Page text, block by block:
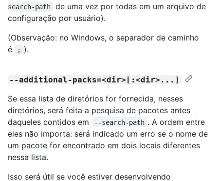
search-path
de uma vez por todas em um arquivo de
configuração por usuário).
(Observação: no Windows, o separador de caminho
é
; ).
--additional-packs=<dir>[:<dir>...]
Se essa lista de diretórios for fornecida, nesses
diretórios, será feita a pesquisa de pacotes antes
daqueles contidos em
--search-path . A ordem entre
eles não importa: será indicado um erro se o nome de
um pacote for encontrado em dois locais diferentes
nessa lista.
Isso será útil se você estiver desenvolvendo